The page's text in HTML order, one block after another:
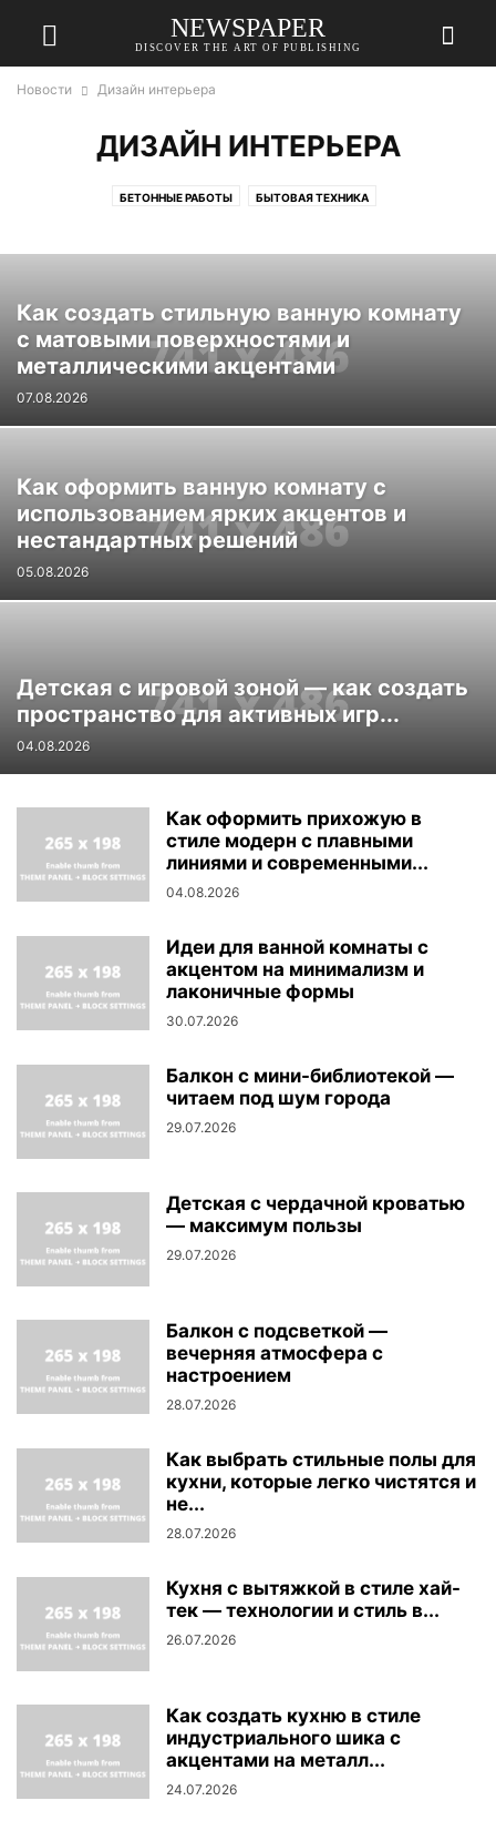
NEWSPAPER
DISCOVER THE ART OF PUBLISHING
Новости Дизайн интерьера
ДИЗАЙН ИНТЕРЬЕРА
БЕТОННЫЕ РАБОТЫ БЫТОВАЯ ТЕХНИКА
ИНСТРУМЕНТЫ И ОБОРУДОВАНИЕ КРОВЛЯ
НЕДВИЖИМОСТЬ РАЗЛИЧНЫЕ УСЛУГИ РЕМОНТ САНТЕХНИКА
СТРОИТЕЛЬНЫЕ И ОТДЕЛОЧНЫЕ МАТЕРИАЛЫ
Как создать стильную ванную комнату
с матовыми поверхностями и
металлическими акцентами
07.08.2026
Как оформить ванную комнату с
использованием ярких акцентов и
нестандартных решений
05.08.2026
Детская с игровой зоной — как создать
пространство для активных игр...
04.08.2026
Как оформить прихожую в
стиле модерн с плавными
линиями и современными...
04.08.2026
Идеи для ванной комнаты с
акцентом на минимализм и
лаконичные формы
30.07.2026
Балкон с мини-библиотекой —
читаем под шум города
29.07.2026
Детская с чердачной кроватью
— максимум пользы
29.07.2026
Балкон с подсветкой —
вечерняя атмосфера с
настроением
28.07.2026
Как выбрать стильные полы для
кухни, которые легко чистятся и
не...
28.07.2026
Кухня с вытяжкой в стиле хай-
тек — технологии и стиль в...
26.07.2026
Как создать кухню в стиле
индустриального шика с
акцентами на металл...
24.07.2026